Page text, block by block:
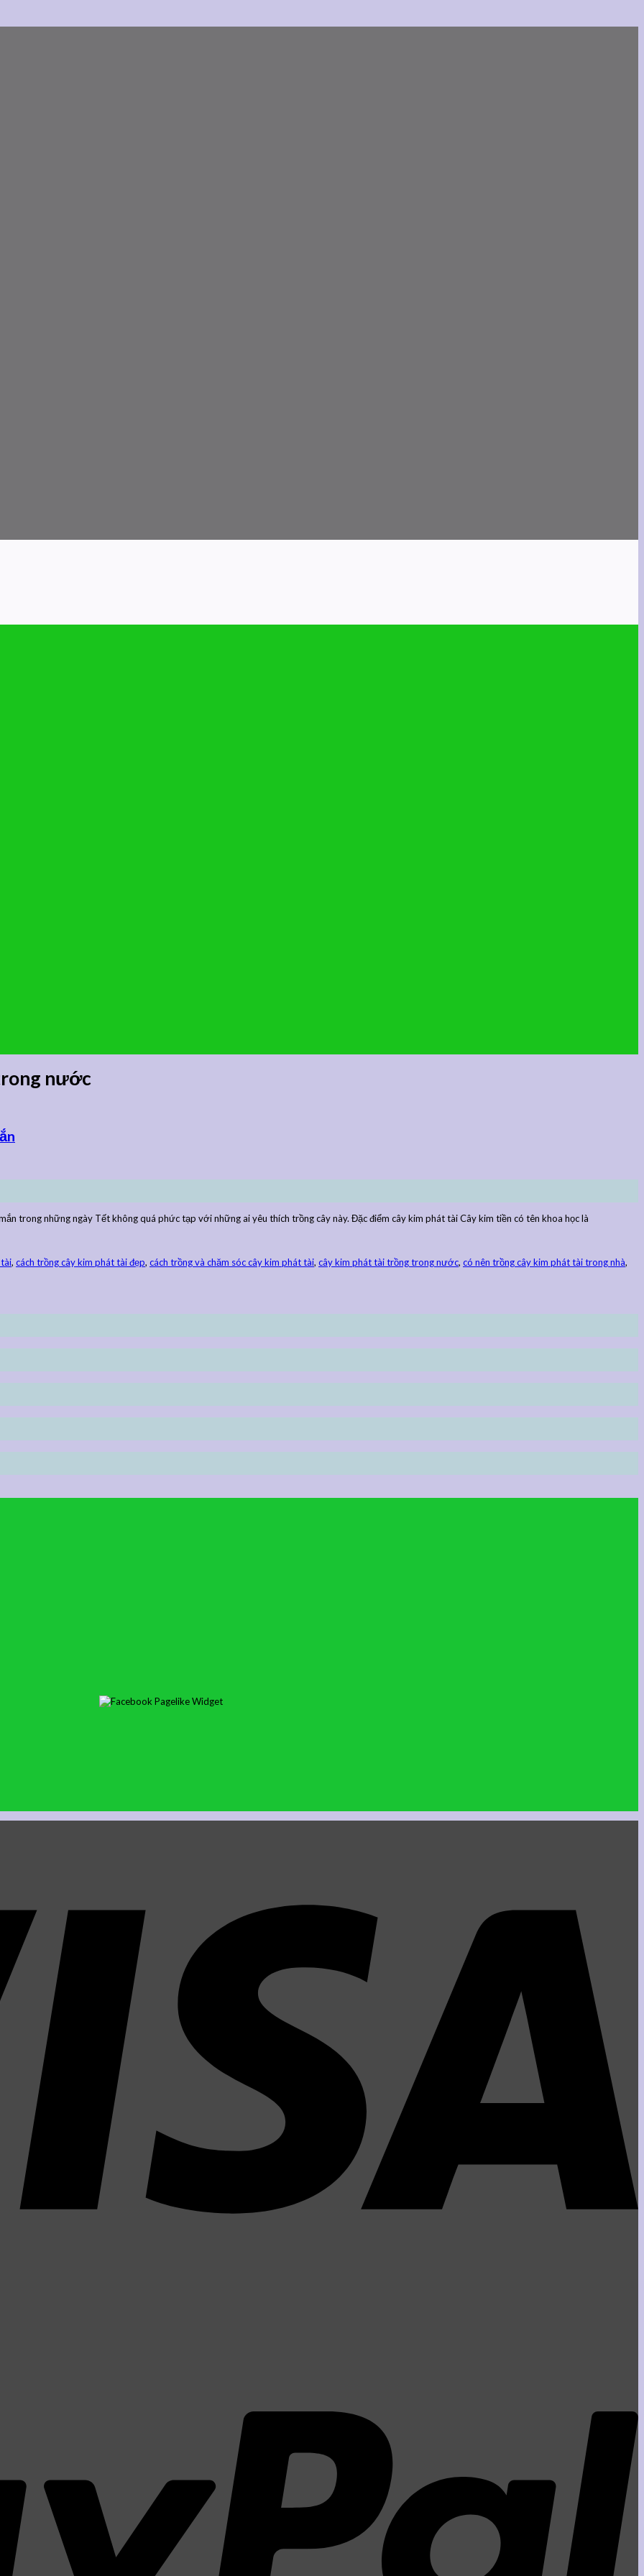
nước
trong những ngày Tết không quá phức tạp với những ai yêu thích trồng cây này. Đặc điểm cây kim phát tài Cây kim tiền có tên khoa học là
, cách trồng cây kim phát tài đẹp, cách trồng và chăm sóc cây kim phát tài, cây kim phát tài trồng trong nước, có nên trồng cây kim phát tài trong nhà,